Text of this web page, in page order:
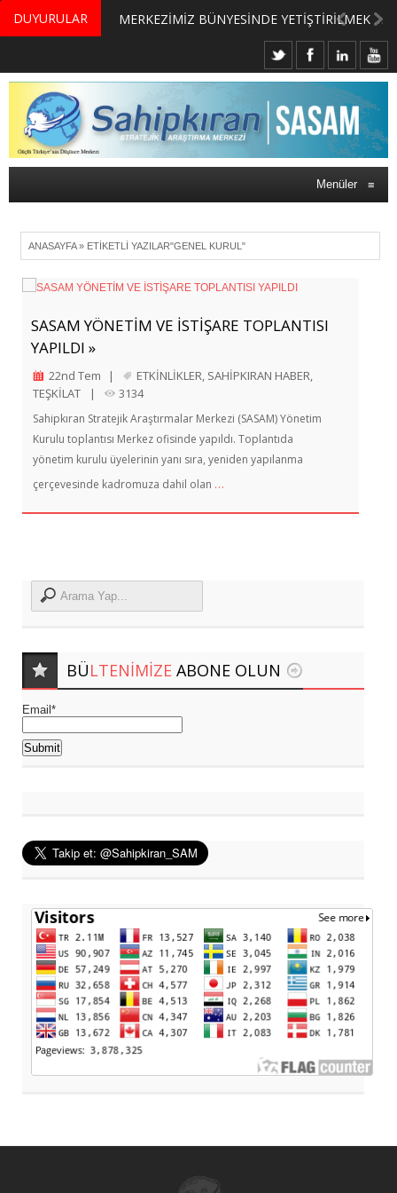
DUYURULAR MERKEZİMİZ BÜNYESİNDE YETİŞTİRİLMEK ÜZERE GÖNÜLLÜ ÜLKE MASASI UZMANI VE UZMAN ADAYLARI ARIYORUZ
Menüler ≡
ANASAYFA» ETIKETLI YAZILAR"GENEL KURUL"
SASAM YÖNETİM VE İSTİŞARE TOPLANTISI
YAPILDI »
22nd Tem | ETKİNLİKLER SAHİPKIRAN HABER
TEŞKİLAT
| 3134
Sahipkıran Stratejik Araştırmalar Merkezi (SASAM) Yönetim
Kurulu toplantısı Merkez ofisinde yapıldı. Toplantıda
yönetim kurulu üyelerinin yanı sıra, yeniden yapılanma
çerçevesinde kadromuza dahil olan …
BÜLTENIMIZE ABONE OLUN
Email*